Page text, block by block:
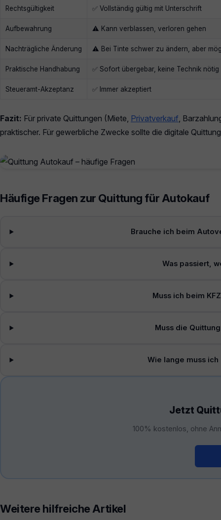
Rechtsgültigkeit ✅ Vollständig gültig mit Unterschrift
Aufbewahrung ⚠️ Kann verblassen, verloren gehen
Nachträgliche Änderung ⚠️ Bei Tinte schwer zu ändern, aber
Praktische Handhabung ✅ Sofort übergebar, keine Technik nötig
Steueramt-Akzeptanz ✅ Immer akzeptiert
Fazit: Für private Quittungen (Miete, Privatverkauf ,
praktischer. Für gewerbliche Zwecke sollte die digitale
Häufige Fragen zur Quittung für Autokauf
Brauche ich beim
Was passiert,
Muss ich beim
Muss die
Wie lange muss
Jetzt
100% kostenlos, ohne
Weitere hilfreiche Artikel